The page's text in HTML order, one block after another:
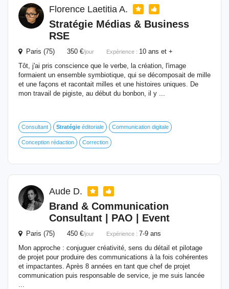
Florence Laetitia A.
Stratégie Médias & Business
RSE
Paris (75) 350 €/jour Expérience : 10 ans et +
Tôt, j'ai pris conscience que le verbe, la création, l'image
formaient un ensemble symbiotique, qui se décomposait de mille
et une façons et racontait milles et une histoires uniques. De
mon travail de pigiste, au début du bonbon, il y ...
Consultant Stratégie éditoriale Communication digitale
Conception rédaction Correction
Aude D.
Brand & Communication
Consultant | PAO | Event
Paris (75) 450 €/jour Expérience : 7-9 ans
Mon approche : conjuguer créativité, sens du détail et pilotage
de projet pour produire des communications à la fois cohérentes
et impactantes. Après 8 années en tant que chef de projet
communication puis responsable de service, je me suis lancée
...